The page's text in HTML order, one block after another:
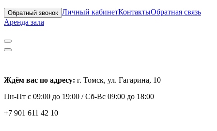
Обратный звонок Личный кабинетКонтактыОбратная связь
Аренда зала
Ждём вас по адресу: г. Томск, ул. Гагарина, 10
Пн-Пт с 09:00 до 19:00 /Сб-Вс 09:00 до 18:00
+7 901 611 42 10